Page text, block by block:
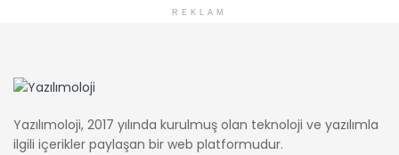
REKLAM
Yazılımoloji, 2017 yılında kurulmuş olan teknoloji ve yazılımla
ilgili içerikler paylaşan bir web platformudur.